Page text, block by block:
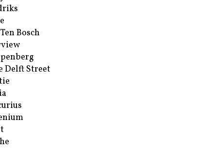
Bosch
Delft Street